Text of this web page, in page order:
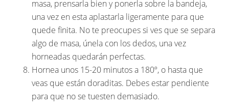
masa, prensarla bien y ponerla sobre la bandeja,
una vez en esta aplastarla ligeramente para que
quede finita. No te preocupes si ves que se separa
algo de masa, únela con los dedos, una vez
horneadas quedarán perfectas.
Hornea unos 15-20 minutos a 180º, o hasta que
veas que están doraditas. Debes estar pendiente
para que no se tuesten demasiado.